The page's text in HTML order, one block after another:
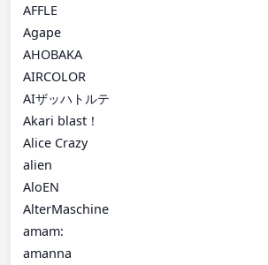
AFFLE
Agape
AHOBAKA
AIRCOLOR
AIザッハトルテ
Akari blast！
Alice Crazy
alien
AloEN
AlterMaschine
amam:
amanna